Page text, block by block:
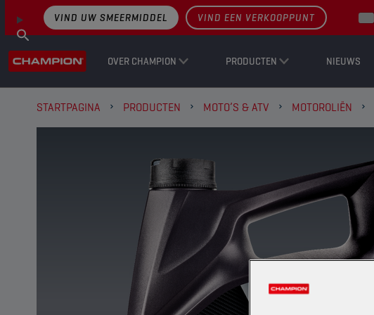
OVER CHAMPION PRODUCTEN NIEUWS
VIND UW SMEERMIDDEL VIND EEN VERKOOPPUNT
STARTPAGINA PRODUCTEN MOTO’S & ATV MOTOROLIËN